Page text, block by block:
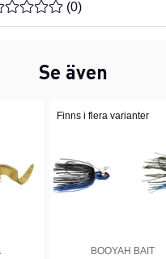
0 AV 5
(0)
Se även
Finns i flera varianter
BOOYAH BAIT